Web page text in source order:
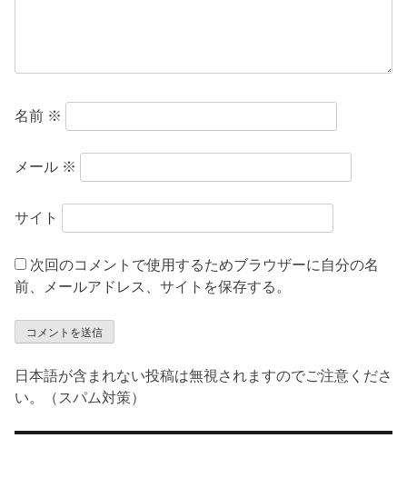
名前 ※
メール ※
サイト
次回のコメントで使用するためブラウザーに自分の名
前、メールアドレス、サイトを保存する。
日本語が含まれない投稿は無視されますのでご注意くださ
い。（スパム対策）